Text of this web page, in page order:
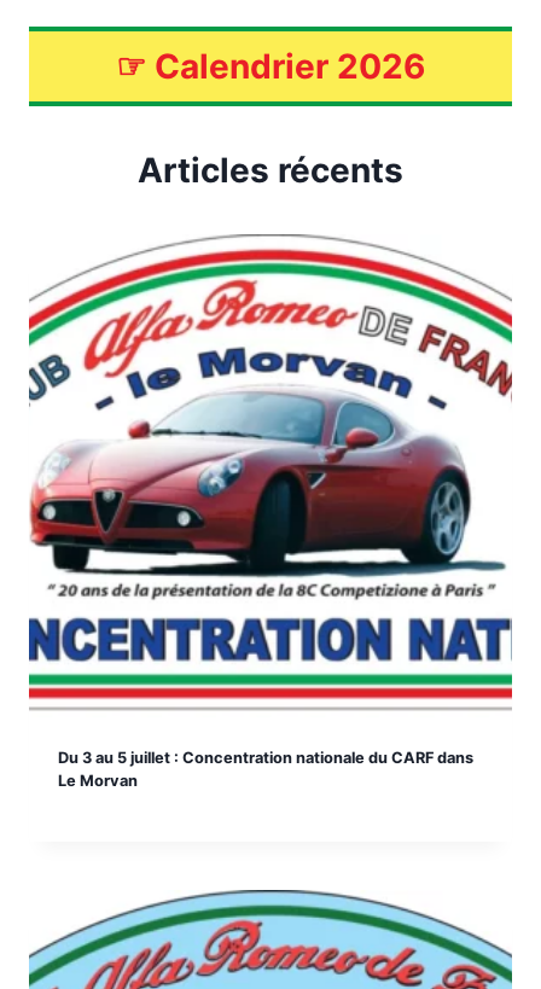
☞ Calendrier 2026
Articles récents
Du 3 au 5 juillet : Concentration nationale du CARF dans
Le Morvan